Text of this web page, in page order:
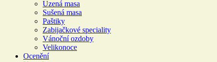
Uzená masa
Sušená masa
Paštiky
Zabijačkové speciality
Vánoční ozdoby
Velikonoce
Ocenění